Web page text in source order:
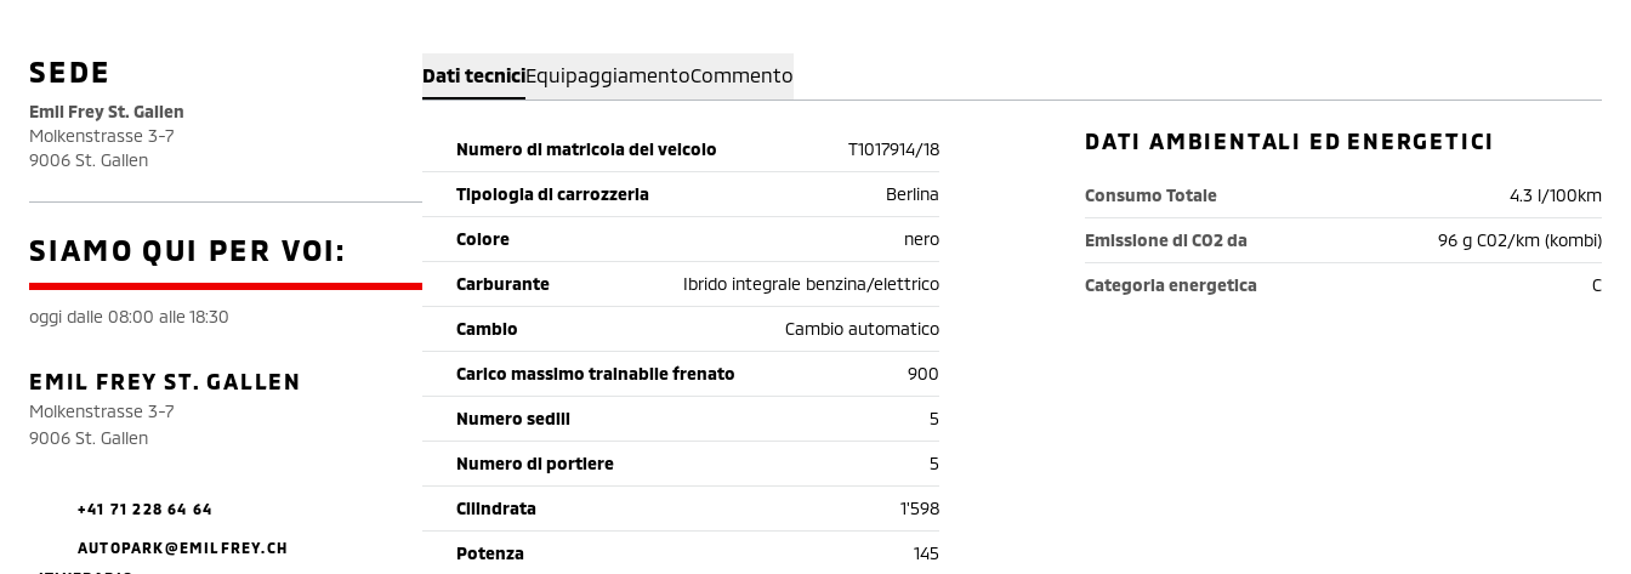
Dati tecniciEquipaggiamentoCommento
Numero di matricola del veicolo T1017914/18
Tipologia di carrozzeria Berlina
Colore nero
Carburante Ibrido integrale benzina/elettrico
Cambio Cambio automatico
Carico massimo trainabile frenato 900
Numero sedili 5
Numero di portiere 5
Cilindrata 1'598
Potenza 145
DATI AMBIENTALI ED ENERGETICI
Consumo Totale 4.3 l/100km
Emissione di CO2 da 96 g C02/km (kombi)
Categoria energetica C
SEDE
Emil Frey St. Gallen
Molkenstrasse 3-7
9006 St. Gallen
SIAMO QUI PER VOI:
oggi dalle 08:00 alle 18:30
EMIL FREY ST. GALLEN
Molkenstrasse 3-7
9006 St. Gallen
+41 71 228 64 64
AUTOPARK@EMILFREY.CH